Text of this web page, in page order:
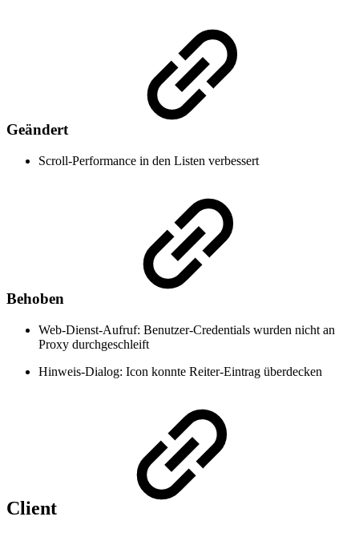
Geändert
Scroll-Performance in den Listen verbessert
Behoben
Web-Dienst-Aufruf: Benutzer-Credentials wurden nicht an
Proxy durchgeschleift
Hinweis-Dialog: Icon konnte Reiter-Eintrag überdecken
Client